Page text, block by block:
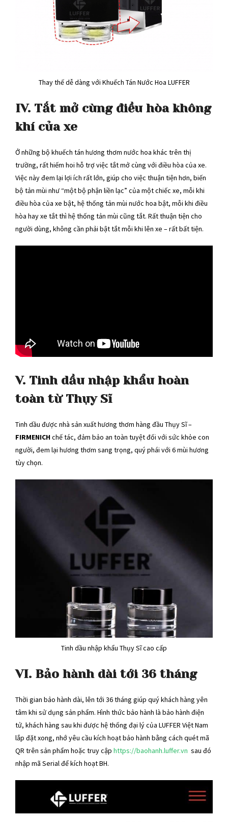
Thay thế dễ dàng với Khuếch Tán Nước Hoa LUFFER
IV. Tắt mở cùng điều hòa không
khí của xe
Ở những bộ khuếch tán hương thơm nước hoa khác trên thị
trường, rất hiếm hoi hỗ trợ việc tắt mở cùng với điều hòa của xe.
Việc này đem lại lợi ích rất lớn, giúp cho việc thuận tiện hơn, biến
bộ tản mùi như “một bộ phận liền lạc” của một chiếc xe, mỗi khi
điều hòa của xe bật, hệ thống tản mùi nước hoa bật, mỗi khi điều
hòa hay xe tắt thì hệ thống tản mùi cũng tắt. Rất thuận tiện cho
người dùng, không cần phải bật tắt mỗi khi lên xe – rất bất tiện.
V. Tinh dầu nhập khẩu hoàn
toàn từ Thụy Sĩ
Tinh dầu được nhà sản xuất hương thơm hàng đầu Thụy Sĩ –
FIRMENICHchế tác, đảm bảo an toàn tuyệt đối với sức khỏe con
người, đem lại hương thơm sang trọng, quý phái với 6 mùi hương
tùy chọn.
Tinh dầu nhập khẩu Thụy Sĩ cao cấp
VI. Bảo hành dài tới 36 tháng
Thời gian bảo hành dài, lên tới 36 tháng giúp quý khách hàng yên
tâm khi sử dụng sản phẩm. Hình thức bảo hành là bảo hành điện
tử, khách hàng sau khi được hệ thống đại lý của LUFFER Việt Nam
lắp đặt xong, nhớ yêu cầu kích hoạt bảo hành bằng cách quét mã
QR trên sản phẩm hoặc truy cập https://baohanh.luffer.vn sau đó
nhập mã Serial để kích hoạt BH.